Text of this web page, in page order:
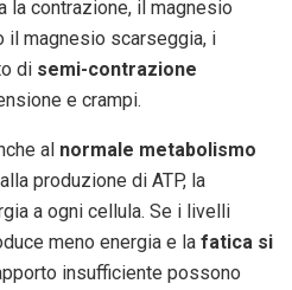
la contrazione, il magnesio
il magnesio scarseggia, i
di semi-contrazione
e crampi.
al normale metabolismo
produzione di ATP, la
a ogni cellula. Se i livelli
meno energia e la fatica si
insufficiente possono